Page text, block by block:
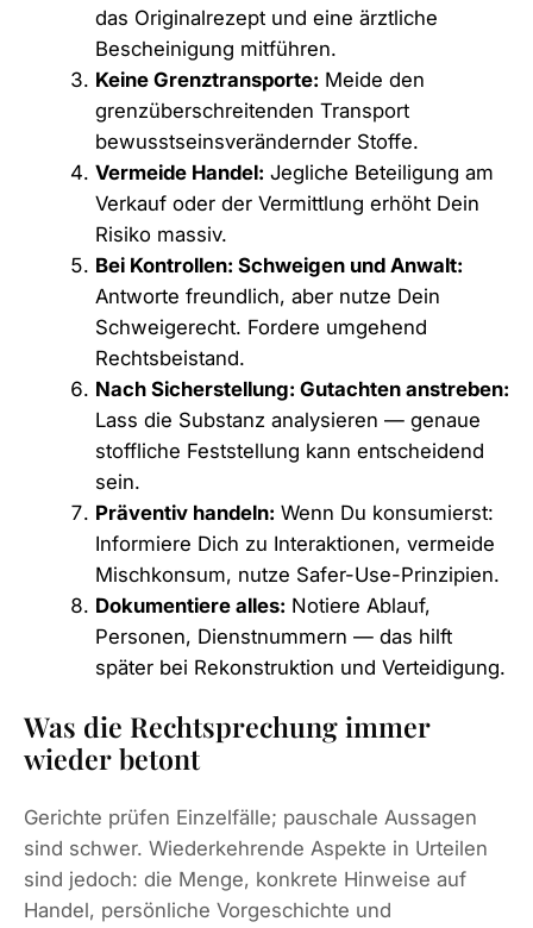
das Originalrezept und eine ärztliche
Bescheinigung mitführen.
Keine Grenztransporte: Meide den
grenzüberschreitenden Transport
bewusstseinsverändernder Stoffe.
Vermeide Handel: Jegliche Beteiligung am
Verkauf oder der Vermittlung erhöht Dein
Risiko massiv.
Bei Kontrollen: Schweigen und Anwalt:
Antworte freundlich, aber nutze Dein
Schweigerecht. Fordere umgehend
Rechtsbeistand.
Nach Sicherstellung: Gutachten anstreben:
Lass die Substanz analysieren — genaue
stoffliche Feststellung kann entscheidend
sein.
Präventiv handeln: Wenn Du konsumierst:
Informiere Dich zu Interaktionen, vermeide
Mischkonsum, nutze Safer-Use-Prinzipien.
Dokumentiere alles: Notiere Ablauf,
Personen, Dienstnummern — das hilft
später bei Rekonstruktion und Verteidigung.
Was die Rechtsprechung immer
wieder betont
Gerichte prüfen Einzelfälle; pauschale Aussagen
sind schwer. Wiederkehrende Aspekte in Urteilen
sind jedoch: die Menge, konkrete Hinweise auf
Handel, persönliche Vorgeschichte und